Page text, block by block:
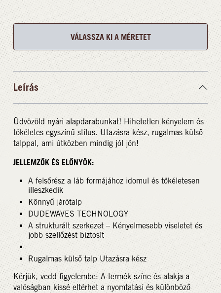
VÁLASSZA KI A MÉRETET
Leírás
Üdvözöld nyári alapdarabunkat! Hihetetlen kényelem és
tökéletes egyszínű stílus. Utazásra kész, rugalmas külső
talppal, ami útközben mindig jól jön!
JELLEMZŐK ÉS ELŐNYÖK:
A felsőrész a láb formájához idomul és tökéletesen
illeszkedik
Könnyű járótalp
DUDEWAVES TECHNOLOGY
A strukturált szerkezet – Kényelmesebb viseletet és
jobb szellőzést biztosít
Rugalmas külső talp Utazásra kész
Kérjük, vedd figyelembe: A termék színe és alakja a
valóságban kissé eltérhet a nyomtatási és különböző